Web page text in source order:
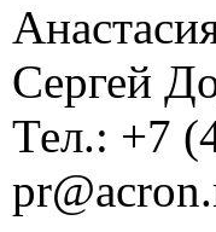
Сергей
Тел.: +7